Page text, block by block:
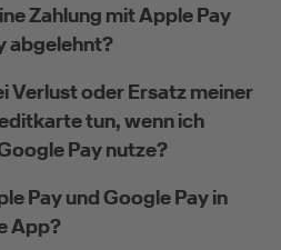
Zahlung mit Apple Pay
abgelehnt?
Verlust oder Ersatz meiner
tun, wenn ich
Pay nutze?
Pay und Google Pay in
App?